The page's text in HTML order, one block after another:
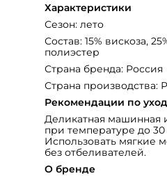
Характеристики
Сезон: лето
Состав: 15% вискоза,
полиэстер
Страна бренда: Россия
Страна производства:
Рекомендации по
Деликатная машинная
при температуре до 30
Использовать мягкие
без отбеливателей.
О бренде